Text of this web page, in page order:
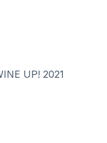
UP! 2021